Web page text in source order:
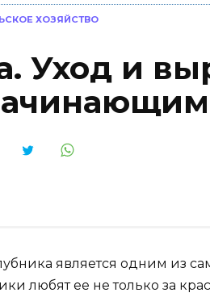
ХОЗЯЙСТВО
Уход и
является одним из
любят ее не только за